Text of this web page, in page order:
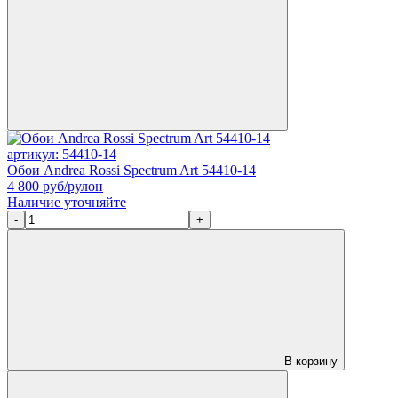
артикул: 54410-14
Обои Andrea Rossi Spectrum Art 54410-14
4 800 руб/рулон
Наличие уточняйте
- +
В корзину